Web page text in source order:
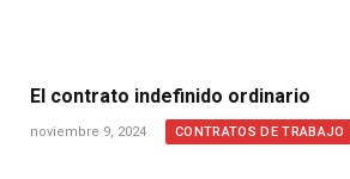
El contrato indefinido ordinario
noviembre 9, 2024 CONTRATOS DE TRABAJO